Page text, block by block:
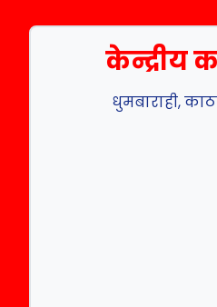
केन्द्रीय
धुमबाराही,